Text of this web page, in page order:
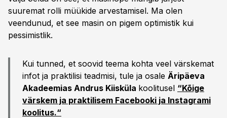
suuremat rolli müükide arvestamisel. Ma olen
veendunud, et see masin on pigem optimistik kui
pessimistlik.
Kui tunned, et soovid teema kohta veel värskemat
infot ja praktilisi teadmisi, tule ja osale Äripäeva
Akadeemias Andrus Kiisküla koolitusel “Kõige
värskem ja praktilisem Facebooki ja Instagrami
koolitus.“